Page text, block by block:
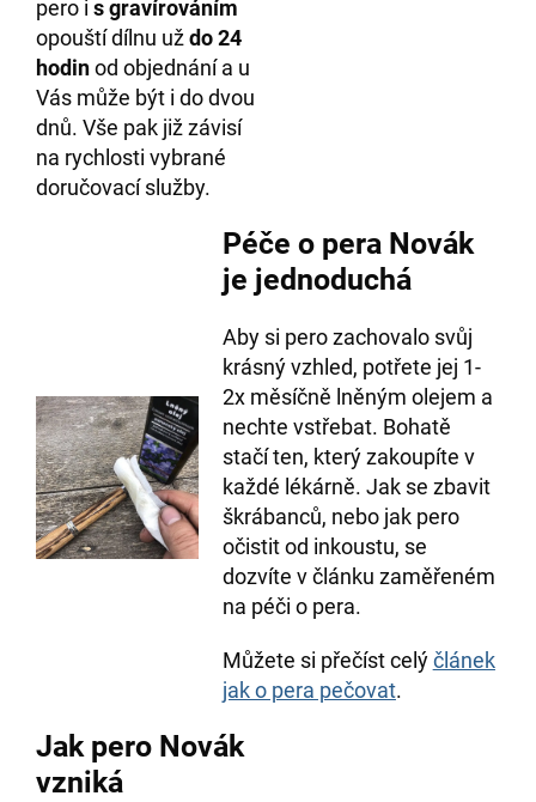
pero i s gravírováním
opouští dílnu uždo 24
hodinod objednání a u
Vás může být i do dvou
dnů. Vše pak již závisí
na rychlosti vybrané
doručovací služby.
Péče o pera Novák
je jednoduchá
Aby si pero zachovalo svůj
krásný vzhled, potřete jej 1-
2x měsíčně lněným olejem a
nechte vstřebat. Bohatě
stačí ten, který zakoupíte v
každé lékárně. Jak se zbavit
škrábanců, nebo jak pero
očistit od inkoustu, se
dozvíte v článku zaměřeném
na péči o pera.
Můžete si přečíst celýčlánek
jak o pera pečovat.
Jak pero Novák
vzniká